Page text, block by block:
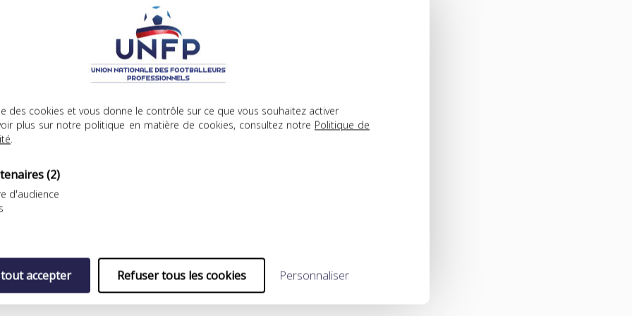
des cookies et vous donne le contrôle sur ce que vous souhaitez activer
plus sur notre politique en matière de cookies, consultez notre Politique de
.
(2)
d'audience
accepter Refuser tous les cookies Personnaliser
Ngakole, Ibrahim
Chevreuil, Matthieu
Pascal
Robert, .